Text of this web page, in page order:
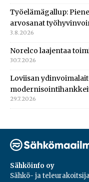
Työelämägallup:
arvosanat
3.8.2026
Norelco laajentaa
30.7.2026
Loviisan
29.7.2026
Sähköinfo oy
Sähkö- ja